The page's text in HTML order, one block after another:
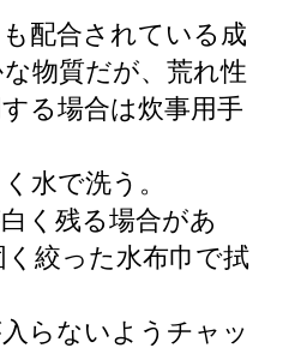
配合されている成
物質だが、荒れ性
る場合は炊事用手
水で洗う。
く残る場合があ
絞った水布巾で拭
らないようチャッ